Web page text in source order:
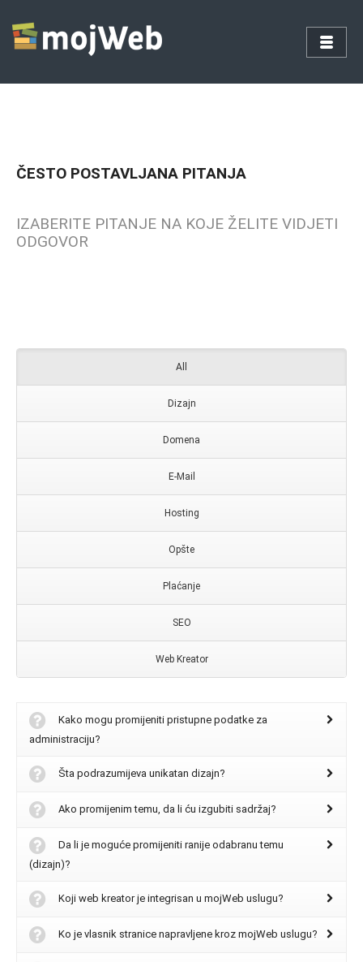
ČESTO POSTAVLJANA PITANJA
IZABERITE PITANJE NA KOJE ŽELITE VIDJETI
ODGOVOR
All
Dizajn
Domena
E-Mail
Hosting
Opšte
Plaćanje
SEO
Web Kreator
Kako mogu promijeniti pristupne podatke za
administraciju?
Šta podrazumijeva unikatan dizajn?
Ako promijenim temu, da li ću izgubiti sadržaj?
Da li je moguće promijeniti ranije odabranu temu
(dizajn)?
Koji web kreator je integrisan u mojWeb uslugu?
Ko je vlasnik stranice napravljene kroz mojWeb uslugu?